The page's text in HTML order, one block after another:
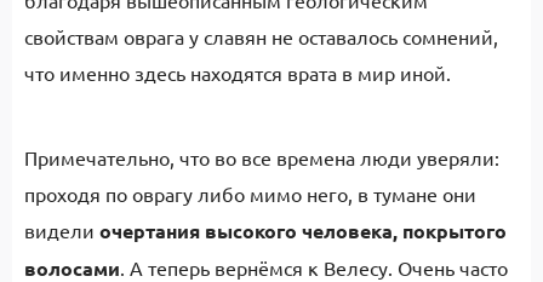
свойствам оврага у славян не оставалось сомнений,
что именно здесь находятся врата в мир иной.
Примечательно, что во все времена люди уверяли:
проходя по оврагу либо мимо него, в тумане они
видели очертания высокого человека, покрытого
волосами. А теперь вернёмся к Велесу. Очень часто